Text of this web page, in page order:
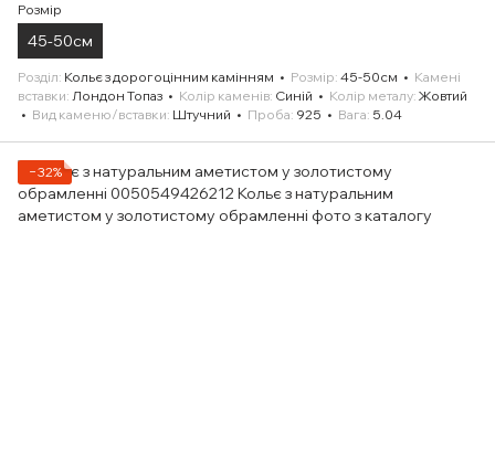
Розмір
45-50см
Розділ Кольє з дорогоцінним камінням Розмір 45-50см
Камені
вставки Лондон Топаз Колір каменів Синій Колір металу Жовтий
Вид каменю/вставки Штучний Проба 925 Вага 5.04
−32%